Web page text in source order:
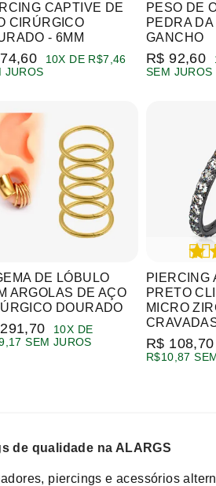
CAPTIVE DE
CIRÚRGICO
- 6MM
10X DE R$7,46
JUROS
PESO DE
PEDRA DA
GANCHO
R$ 92,60
SEM JUROS
DE LÓBULO
ARGOLAS DE AÇO
DOURADO
10X DE
SEM JUROS
PIERCING
PRETO
MICRO
R$ 108,70
R$10,87
de qualidade na ALARGS
piercings e acessórios